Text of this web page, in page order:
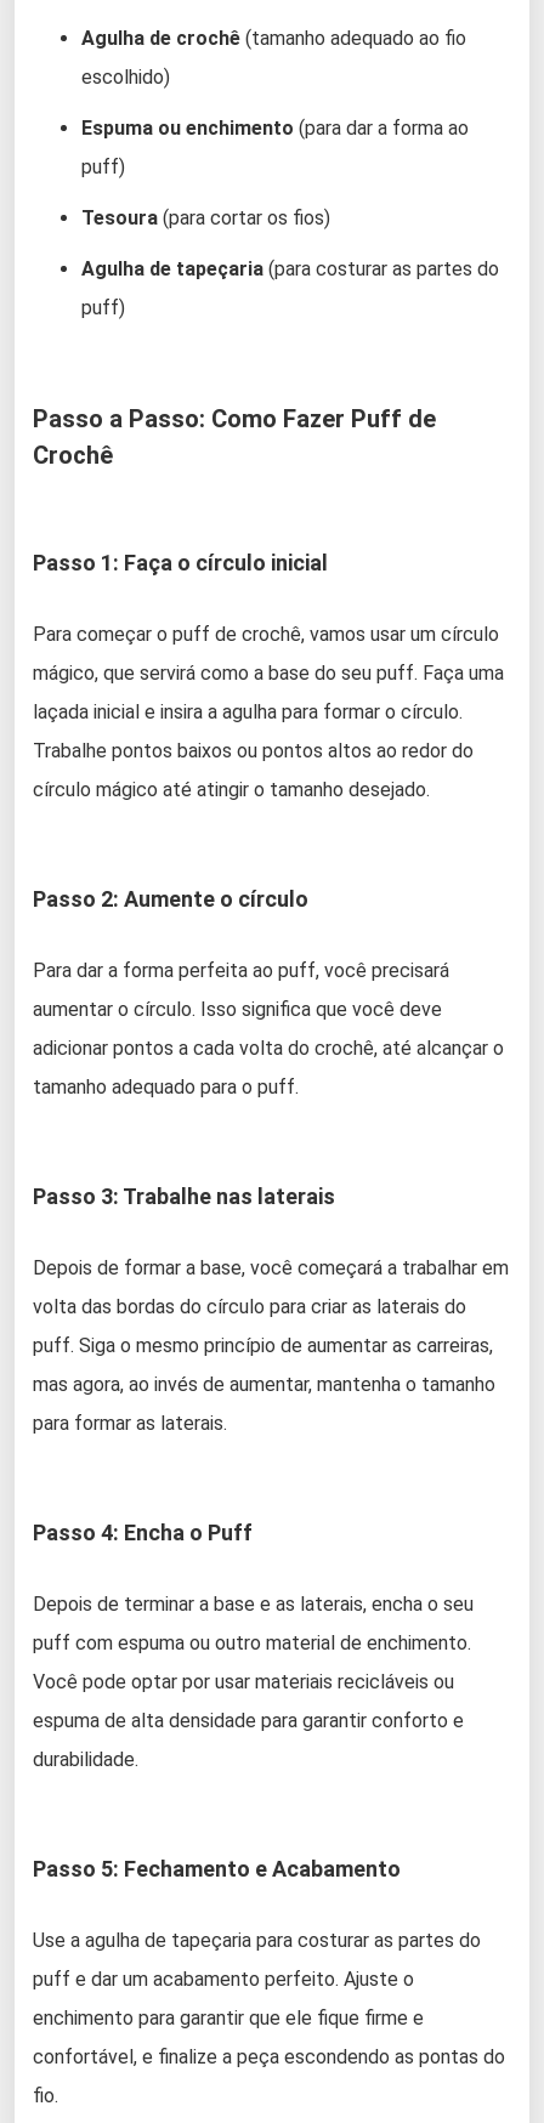
Agulha de crochê (tamanho adequado ao fio
escolhido)
Espuma ou enchimento (para dar a forma ao
puff)
Tesoura (para cortar os fios)
Agulha de tapeçaria (para costurar as partes do
puff)
Passo a Passo: Como Fazer Puff de
Crochê
Passo 1: Faça o círculo inicial
Para começar o puff de crochê, vamos usar um círculo
mágico, que servirá como a base do seu puff. Faça uma
laçada inicial e insira a agulha para formar o círculo.
Trabalhe pontos baixos ou pontos altos ao redor do
círculo mágico até atingir o tamanho desejado.
Passo 2: Aumente o círculo
Para dar a forma perfeita ao puff, você precisará
aumentar o círculo. Isso significa que você deve
adicionar pontos a cada volta do crochê, até alcançar o
tamanho adequado para o puff.
Passo 3: Trabalhe nas laterais
Depois de formar a base, você começará a trabalhar em
volta das bordas do círculo para criar as laterais do
puff. Siga o mesmo princípio de aumentar as carreiras,
mas agora, ao invés de aumentar, mantenha o tamanho
para formar as laterais.
Passo 4: Encha o Puff
Depois de terminar a base e as laterais, encha o seu
puff com espuma ou outro material de enchimento.
Você pode optar por usar materiais recicláveis ou
espuma de alta densidade para garantir conforto e
durabilidade.
Passo 5: Fechamento e Acabamento
Use a agulha de tapeçaria para costurar as partes do
puff e dar um acabamento perfeito. Ajuste o
enchimento para garantir que ele fique firme e
confortável, e finalize a peça escondendo as pontas do
fio.